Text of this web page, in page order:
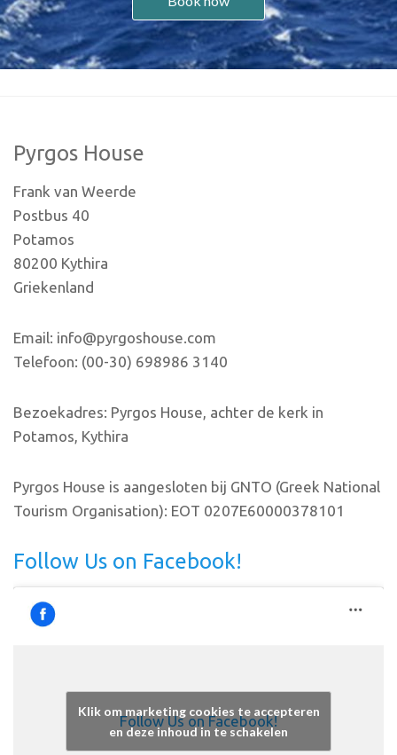
Pyrgos House
Frank van Weerde
Postbus 40
Potamos
80200 Kythira
Griekenland
Email: info@pyrgoshouse.com
Telefoon: (00-30) 698986 3140
Bezoekadres: Pyrgos House, achter de kerk in
Potamos, Kythira
Pyrgos House is aangesloten bij GNTO (Greek National
Tourism Organisation): EOT 0207E60000378101
Follow Us on Facebook!
Follow Us on Facebook!
Klik om marketing cookies te accepteren
en deze inhoud in te schakelen